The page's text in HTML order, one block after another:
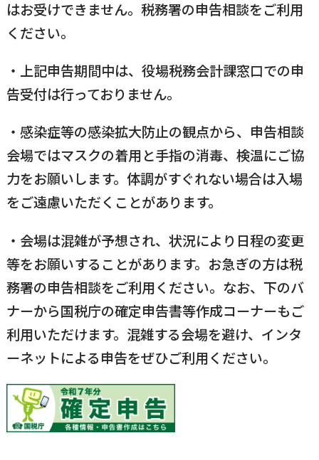
はお受けできません。税務署の申告相談をご利用
ください。
・上記申告期間中は、役場税務会計課窓口での申
告受付は行っておりません。
・感染症等の感染拡大防止の観点から、申告相談
会場ではマスクの着用と手指の消毒、検温にご協
力をお願いします。体調がすぐれない場合は入場
をご遠慮いただくことがあります。
・会場は混雑が予想され、状況により日程の変更
等をお願いすることがあります。お急ぎの方は税
務署の申告相談をご利用ください。なお、下のバ
ナーから国税庁の確定申告書等作成コーナーもご
利用いただけます。混雑する会場を避け、インタ
ーネットによる申告をぜひご利用ください。